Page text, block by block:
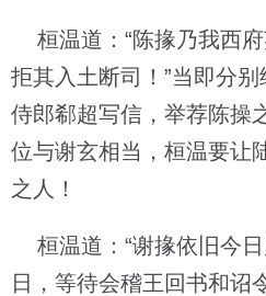
桓温道：“陈掾乃我西
拒其入土断司！”当即分
侍郎郗超写信，举荐陈操
位与谢玄相当，桓温要让
之人！
桓温道：“谢掾依旧今
日，等待会稽王回书和诏